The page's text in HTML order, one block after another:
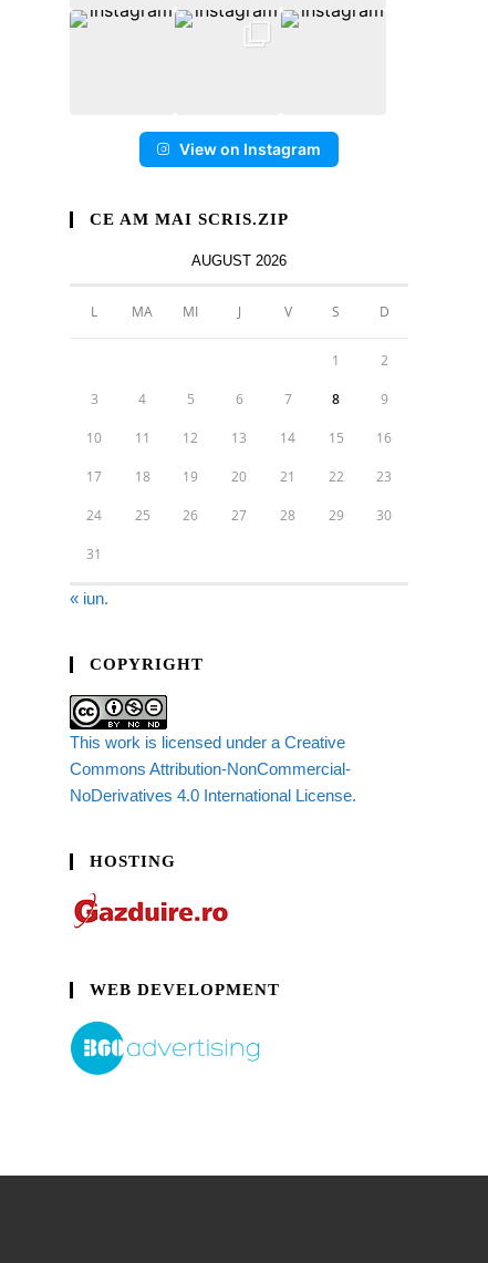
View on Instagram
CE AM MAI SCRIS.ZIP
AUGUST 2026
L MA MI J V S D
1 2
3 4 5 6 7 8 9
10 11 12 13 14 15 16
17 18 19 20 21 22 23
24 25 26 27 28 29 30
31
« iun.
COPYRIGHT
This work is licensed under a Creative
Commons Attribution-NonCommercial-
NoDerivatives 4.0 International License.
HOSTING
WEB DEVELOPMENT